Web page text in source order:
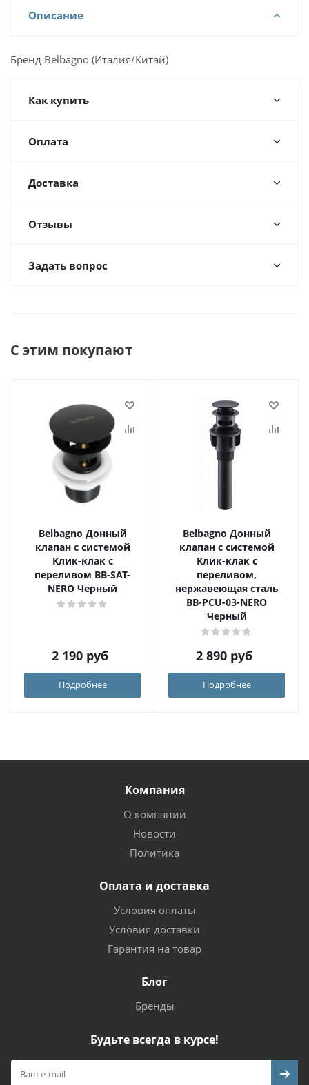
Описание
Бренд Belbagno (Италия/Китай)
Как купить
Оплата
Доставка
Отзывы
Задать вопрос
С этим покупают
Belbagno Донный
клапан с системой
Клик-клак с
переливом BB-SAT-
NERO Черный
2 190 руб
Подробнее
Belbagno Донный
клапан с системой
Клик-клак с
переливом,
нержавеющая сталь
BB-PCU-03-NERO
Черный
2 890 руб
Подробнее
Компания
О компании
Новости
Политика
Оплата и доставка
Условия оплаты
Условия доставки
Гарантия на товар
Блог
Бренды
Будьте всегда в курсе!